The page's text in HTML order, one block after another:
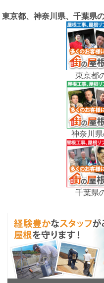
東京都、神奈川県、千葉県
東京都
神奈川
千葉県